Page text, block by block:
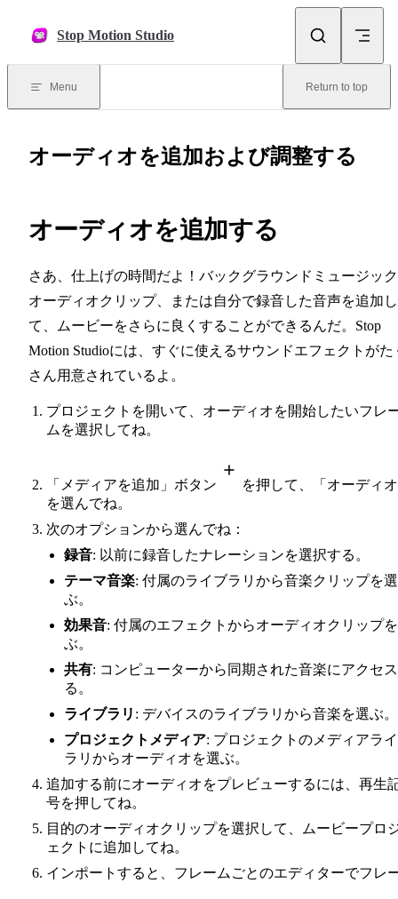
Stop Motion Studio
Menu Return to top
オーディオを追加および調整する
オーディオを追加する
さあ、仕上げの時間だよ！バックグラウンドミュージッ
オーディオクリップ、または自分で録音した音声を追加し
て、ムービーをさらに良くすることができるんだ。Stop
Motion Studioには、すぐに使えるサウンドエフェクトがた
さん用意されているよ。
プロジェクトを開いて、オーディオを開始したいフレ
ムを選択してね。
「メディアを追加」ボタン
を押して、「オーディ
を選んでね。
次のオプションから選んでね：
録音: 以前に録音したナレーションを選択する。
テーマ音楽: 付属のライブラリから音楽クリップを選
ぶ。
効果音: 付属のエフェクトからオーディオクリップ
ぶ。
共有: コンピューターから同期された音楽にアクセ
る。
ライブラリ : デバイスのライブラリから音楽を選ぶ。
プロジェクトメディア: プロジェクトのメディアラ
ラリからオーディオを選ぶ。
追加する前にオーディオをプレビューするには、再生
号を押してね。
目的のオーディオクリップを選択して、ムービープロ
ェクトに追加してね。
インポートすると、フレームごとのエディターでフレ